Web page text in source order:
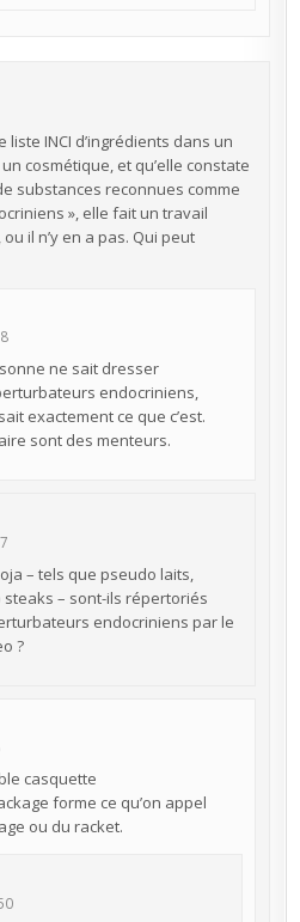
INCI d’ingrédients dans un
cosmétique, et qu’elle constate
substances reconnues comme
», elle fait un travail
il n’y en a pas. Qui peut
ne sait dresser
endocriniens,
exactement ce que c’est.
sont des menteurs.
– tels que pseudo laits,
– sont-ils répertoriés
endocriniens par le
?
casquette
forme ce qu’on appel
ou du racket.